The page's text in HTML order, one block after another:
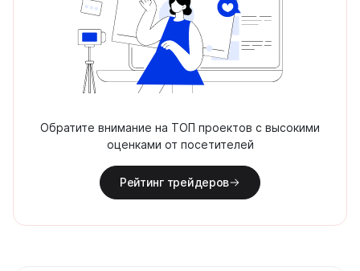
Обратите внимание на ТОП проектов с высокими
оценками от посетителей
Рейтинг трейдеров